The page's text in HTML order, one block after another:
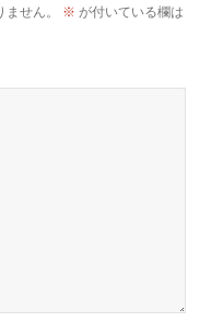
せん。 ※ が付いている欄は